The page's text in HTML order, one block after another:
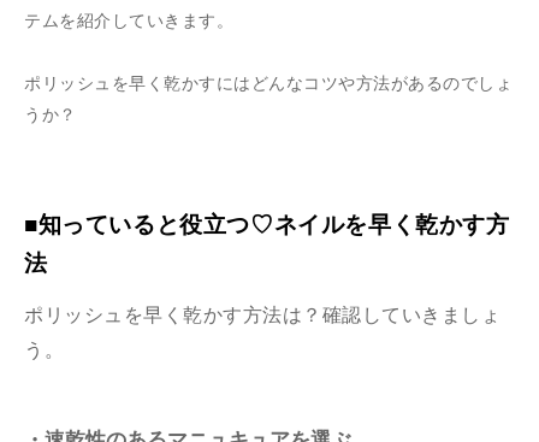
テムを紹介していきます。
ポリッシュを早く乾かすにはどんなコツや方法があるのでしょ
うか？
■知っていると役立つ♡ネイルを早く乾かす方
法
ポリッシュを早く乾かす方法は？確認していきましょ
う。